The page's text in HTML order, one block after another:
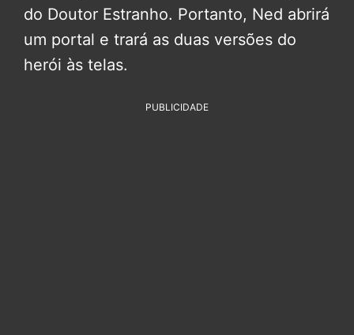
do Doutor Estranho. Portanto, Ned abrirá
um portal e trará as duas versões do
herói às telas.
PUBLICIDADE